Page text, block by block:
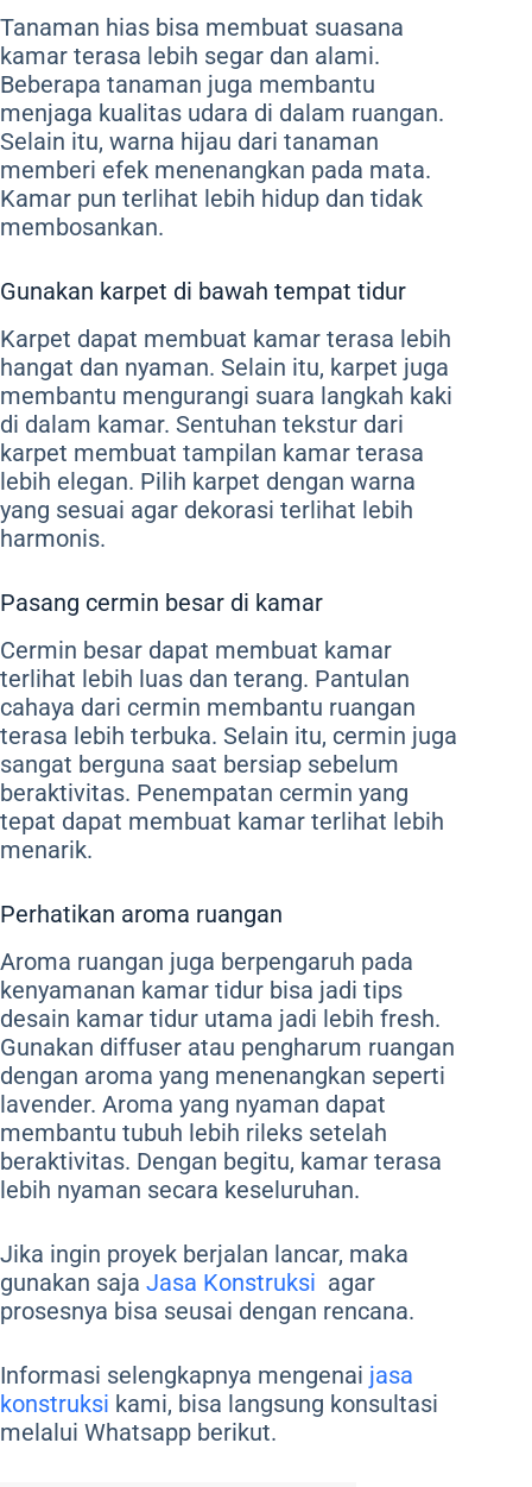
Tanaman hias bisa membuat suasana
kamar terasa lebih segar dan alami.
Beberapa tanaman juga membantu
menjaga kualitas udara di dalam ruangan.
Selain itu, warna hijau dari tanaman
memberi efek menenangkan pada mata.
Kamar pun terlihat lebih hidup dan tidak
membosankan.
Gunakan karpet di bawah tempat tidur
Karpet dapat membuat kamar terasa lebih
hangat dan nyaman. Selain itu, karpet juga
membantu mengurangi suara langkah kaki
di dalam kamar. Sentuhan tekstur dari
karpet membuat tampilan kamar terasa
lebih elegan. Pilih karpet dengan warna
yang sesuai agar dekorasi terlihat lebih
harmonis.
Pasang cermin besar di kamar
Cermin besar dapat membuat kamar
terlihat lebih luas dan terang. Pantulan
cahaya dari cermin membantu ruangan
terasa lebih terbuka. Selain itu, cermin juga
sangat berguna saat bersiap sebelum
beraktivitas. Penempatan cermin yang
tepat dapat membuat kamar terlihat lebih
menarik.
Perhatikan aroma ruangan
Aroma ruangan juga berpengaruh pada
kenyamanan kamar tidur bisa jadi tips
desain kamar tidur utama jadi lebih fresh.
Gunakan diffuser atau pengharum ruangan
dengan aroma yang menenangkan seperti
lavender. Aroma yang nyaman dapat
membantu tubuh lebih rileks setelah
beraktivitas. Dengan begitu, kamar terasa
lebih nyaman secara keseluruhan.
Jika ingin proyek berjalan lancar, maka
gunakan saja Jasa Konstruksi agar
prosesnya bisa seusai dengan rencana.
Informasi selengkapnya mengenai jasa
konstruksi kami, bisa langsung konsultasi
melalui Whatsapp berikut.